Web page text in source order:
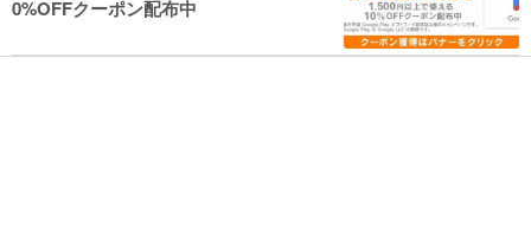
0%OFFクーポン配布中